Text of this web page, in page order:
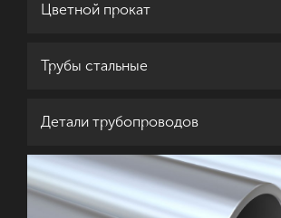
Цветной прокат
Трубы стальные
Детали трубопроводов